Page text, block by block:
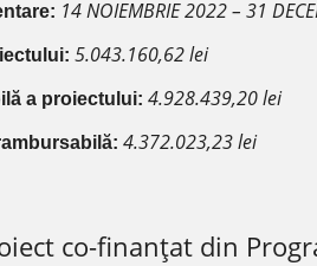
14 NOIEMBRIE 2022 – 31
5.043.160,62 lei
a proiectului: 4.928.439,20 lei
4.372.023,23 lei
co-finanțat din